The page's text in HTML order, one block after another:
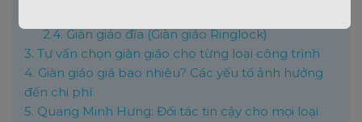
2.4.Giàn giáo đĩa (Giàn giáo Ringlock)
3. Tư vấn chọn giàn giáo cho từng loại công trình
4. Giàn giáo giá bao nhiêu? Các yếu tố ảnh hưởng
đến chi phí
5. Quang Minh Hưng: Đối tác tin cậy cho mọi loại